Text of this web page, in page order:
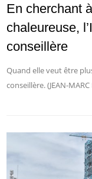
En cherchant
chaleureuse,
conseillère
Quand elle veut être
conseillère. (JEAN-MARC